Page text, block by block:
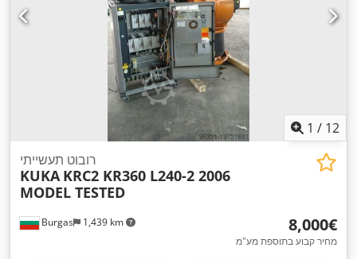
1 / 12
Burgas 1,439 km
רובוט תעשייתי
KUKA KRC2 KR360 L240-2 2006
MODEL TESTED
‏8,000 ‏€
מחיר קבוע בתוספת מע"מ